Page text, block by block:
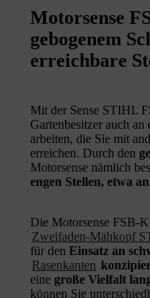
Motorsense
gebogenem
erreichbare
Mit der Sense STIHL
Gartenbesitzer auch
arbeiten, die Sie mit
erreichen. Durch den
Motorsense nämlich
engen Stellen, etwa
Die Motorsense FSB-
Zweifaden-Mähkopf
für den Einsatz an
Rasenkanten
eine große Vielfalt
können Sie